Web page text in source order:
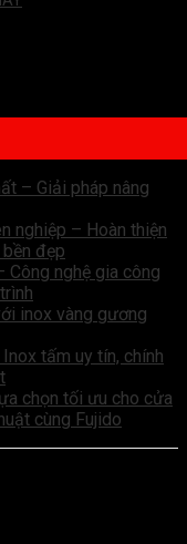
– Giải pháp nâng
nghiệp – Hoàn thiện
đẹp
Công nghệ gia công
inox vàng gương
tấm uy tín, chính
chọn tối ưu cho cửa
cùng Fujido